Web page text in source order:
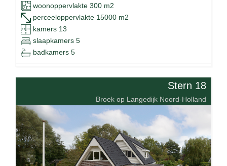
woonoppervlakte 300 m2
perceeloppervlakte 15000 m2
kamers 13
slaapkamers 5
badkamers 5
Stern 18
Broek op Langedijk Noord-Holland